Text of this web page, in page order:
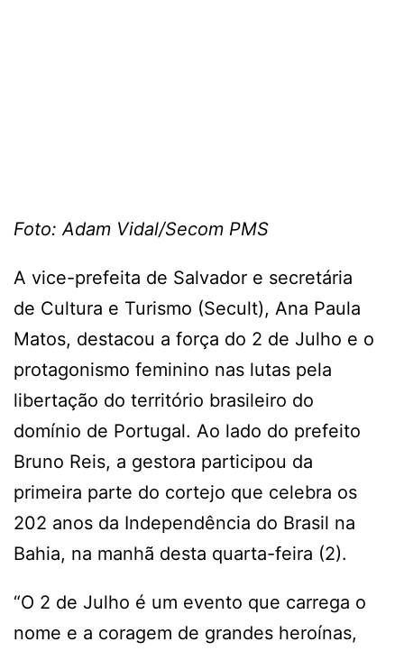
Foto: Adam Vidal/Secom PMS
A vice-prefeita de Salvador e secretária
de Cultura e Turismo (Secult), Ana Paula
Matos, destacou a força do 2 de Julho e o
protagonismo feminino nas lutas pela
libertação do território brasileiro do
domínio de Portugal. Ao lado do prefeito
Bruno Reis, a gestora participou da
primeira parte do cortejo que celebra os
202 anos da Independência do Brasil na
Bahia, na manhã desta quarta-feira (2).
“O 2 de Julho é um evento que carrega o
nome e a coragem de grandes heroínas,